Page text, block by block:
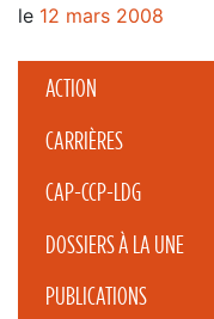
ACTION
CARRIÈRES
CAP-CCP-LDG
DOSSIERS À LA UNE
PUBLICATIONS
le 12 mars 2008